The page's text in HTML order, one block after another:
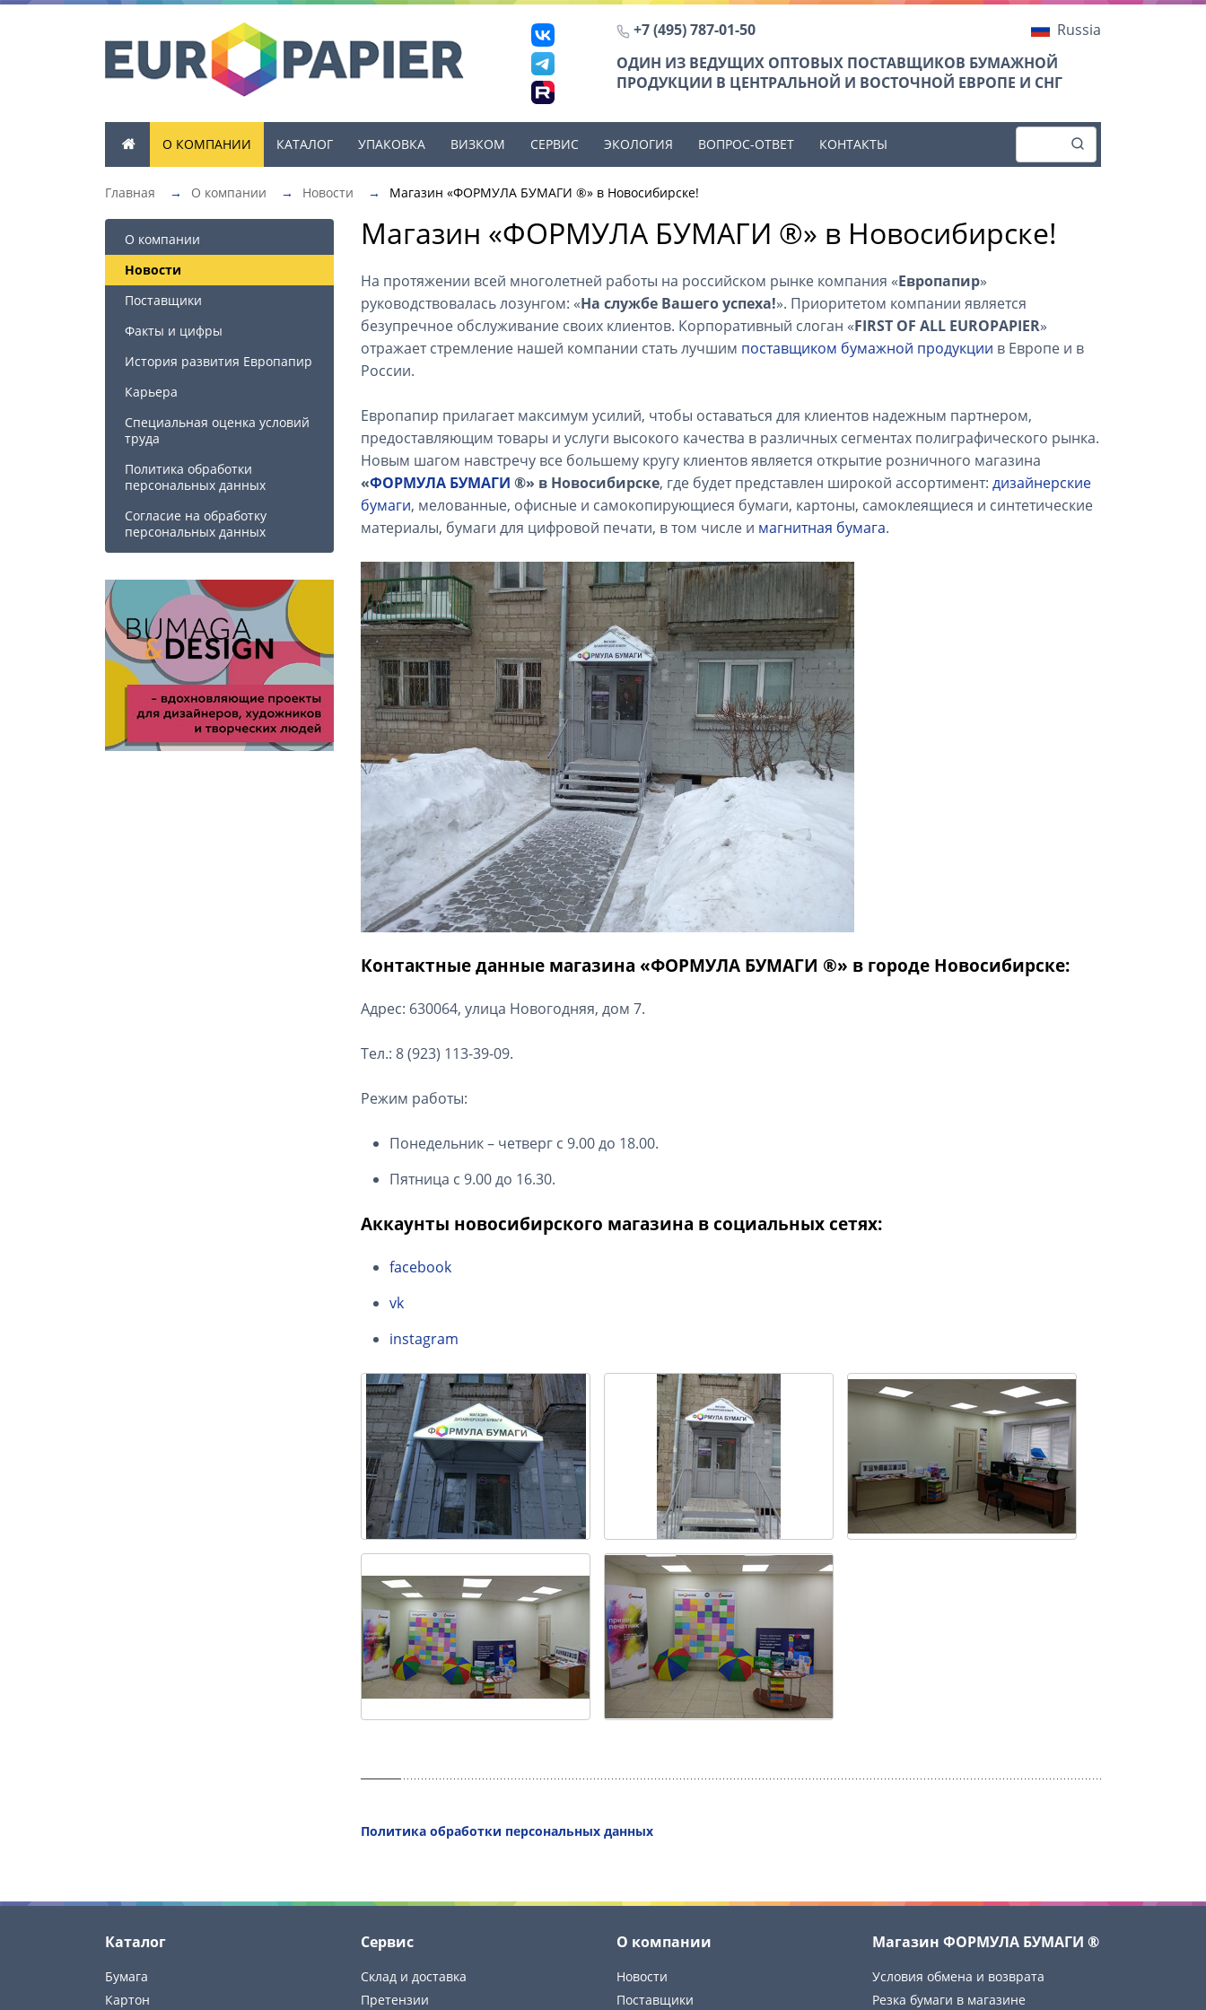
+7 (495) 787-01-50
Russia
ОДИН ИЗ ВЕДУЩИХ ОПТОВЫХ ПОСТАВЩИКОВ БУМАЖНОЙ
ПРОДУКЦИИ В ЦЕНТРАЛЬНОЙ И ВОСТОЧНОЙ ЕВРОПЕ И СНГ
О КОМПАНИИ КАТАЛОГ УПАКОВКА ВИЗКОМ СЕРВИС ЭКОЛОГИЯ ВОПРОС-ОТВЕТ КОНТАКТЫ
Главная → О компании → Новости → Магазин «ФОРМУЛА БУМАГИ ®» в Новосибирске!
О компании
Новости
Поставщики
Факты и цифры
История развития Европапир
Карьера
Специальная оценка условий
труда
Политика обработки
персональных данных
Cогласие на обработку
персональных данных
Магазин «ФОРМУЛА БУМАГИ ®» в Новосибирске!
На протяжении всей многолетней работы на российском рынке компания «Европапир»
руководствовалась лозунгом: «На службе Вашего успеха!». Приоритетом компании является
безупречное обслуживание своих клиентов. Корпоративный слоган «FIRST OF ALL EUROPAPIER»
отражает стремление нашей компании стать лучшим поставщиком бумажной продукции в Европе и в
России.
Европапир прилагает максимум усилий, чтобы оставаться для клиентов надежным партнером,
предоставляющим товары и услуги высокого качества в различных сегментах полиграфического рынка.
Новым шагом навстречу все большему кругу клиентов является открытие розничного магазина
«ФОРМУЛА БУМАГИ ®» в Новосибирске, где будет представлен широкой ассортимент: дизайнерские
бумаги, мелованные, офисные и самокопирующиеся бумаги, картоны, самоклеящиеся и синтетические
материалы, бумаги для цифровой печати, в том числе и магнитная бумага.
Контактные данные магазина «ФОРМУЛА БУМАГИ ®» в городе Новосибирске:
Адрес: 630064, улица Новогодняя, дом 7.
Тел.: 8 (923) 113-39-09.
Режим работы:
Понедельник – четверг с 9.00 до 18.00.
Пятница с 9.00 до 16.30.
Аккаунты новосибирского магазина в социальных сетях:
facebook
vk
instagram
Политика обработки персональных данных
Каталог
Бумага
Картон
Сервис
Склад и доставка
Претензии
О компании
Новости
Поставщики
Магазин ФОРМУЛА БУМАГИ ®
Условия обмена и возврата
Резка бумаги в магазине